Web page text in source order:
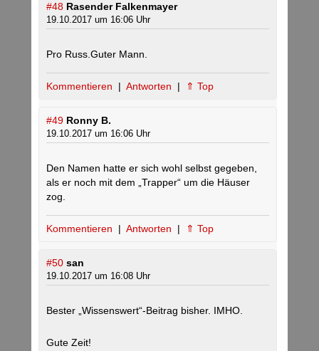
#48 Rasender Falkenmayer
19.10.2017 um 16:06 Uhr
Pro Russ.Guter Mann.
Kommentieren | Antworten | ⇑ Top
#49 Ronny B.
19.10.2017 um 16:06 Uhr
Den Namen hatte er sich wohl selbst gegeben,
als er noch mit dem „Trapper“ um die Häuser
zog.
Kommentieren | Antworten | ⇑ Top
#50 san
19.10.2017 um 16:08 Uhr
Bester „Wissenswert“-Beitrag bisher. IMHO.
Gute Zeit!